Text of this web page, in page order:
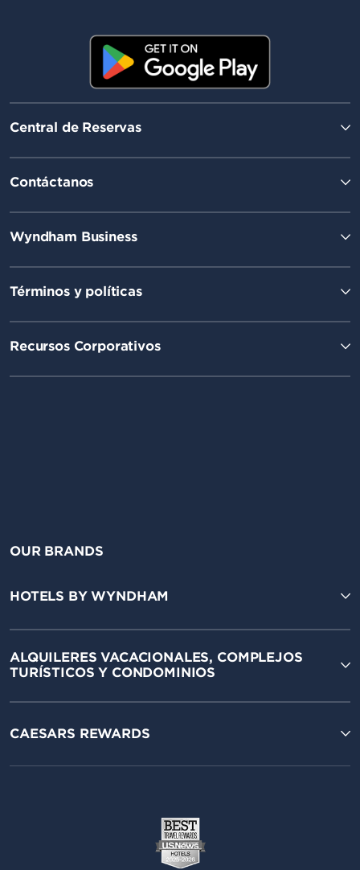
Central de Reservas
Contáctanos
Wyndham Business
Términos y políticas
Recursos Corporativos
OUR BRANDS
HOTELS BY WYNDHAM
ALQUILERES VACACIONALES, COMPLEJOS
TURÍSTICOS Y CONDOMINIOS
CAESARS REWARDS